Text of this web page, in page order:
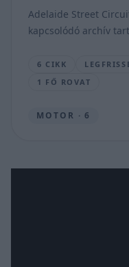
Adelaide Street
kapcsolódó archív
6 CIKK
1 FŐ ROVAT
MOTOR · 6
Balaton
Parkot
2026.